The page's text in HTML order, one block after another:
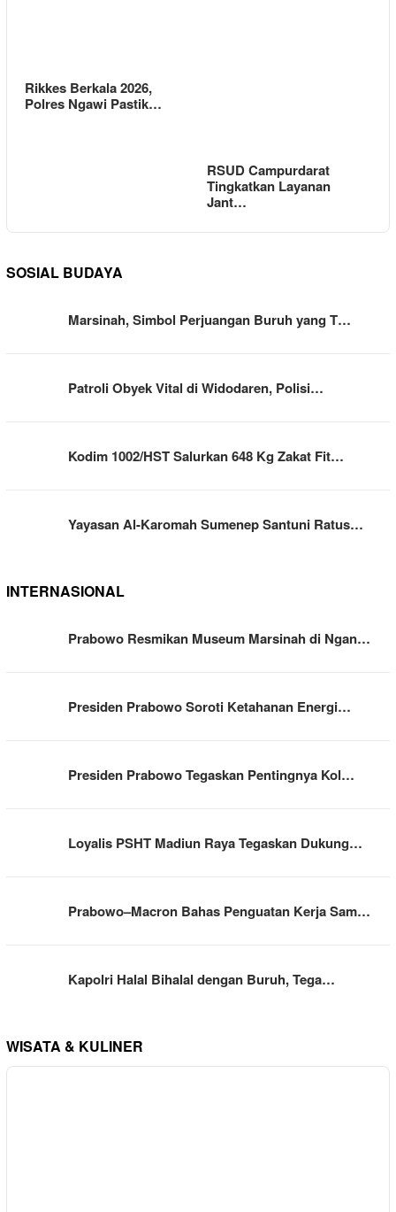
Rikkes Berkala 2026,
Polres Ngawi Pastik…
RSUD Campurdarat
Tingkatkan Layanan
Jant…
SOSIAL BUDAYA
Marsinah, Simbol Perjuangan Buruh yang T…
Patroli Obyek Vital di Widodaren, Polisi…
Kodim 1002/HST Salurkan 648 Kg Zakat Fit…
Yayasan Al-Karomah Sumenep Santuni Ratus…
INTERNASIONAL
Prabowo Resmikan Museum Marsinah di Ngan…
Presiden Prabowo Soroti Ketahanan Energi…
Presiden Prabowo Tegaskan Pentingnya Kol…
Loyalis PSHT Madiun Raya Tegaskan Dukung…
Prabowo–Macron Bahas Penguatan Kerja Sam…
Kapolri Halal Bihalal dengan Buruh, Tega…
WISATA & KULINER